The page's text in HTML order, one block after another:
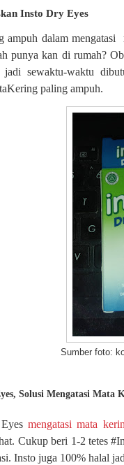
Insto Dry Eyes
ampuh dalam mengatasi
punya kan di rumah?
jadi sewaktu-waktu
paling ampuh.
foto: koleksi
Solusi Mengatasi Mata
mengatasi mata
Cukup beri 1-2 tetes
Insto juga 100% halal